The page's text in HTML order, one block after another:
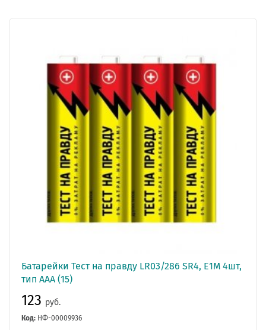
Батарейки Тест на правду LR03/286 SR4, E1M 4шт,
тип AAА (15)
123 руб.
Код: НФ-00009936